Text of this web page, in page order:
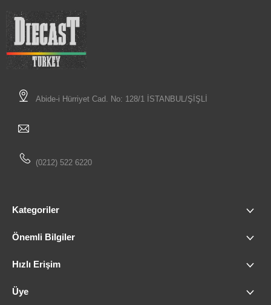
Abide-i Hürriyet Cad. No: 128/1 İSTANBUL/ŞİŞLİ
(0212) 522 6220
Kategoriler
Önemli Bilgiler
Hızlı Erişim
Üye